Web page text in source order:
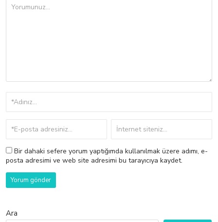
Bir dahaki sefere yorum yaptığımda kullanılmak üzere adımı, e-
posta adresimi ve web site adresimi bu tarayıcıya kaydet.
Ara